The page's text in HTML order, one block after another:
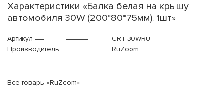
Характеристики «Балка белая на крышу
автомобиля 30W (200*80*75мм), 1шт»
Артикул
CRT-30WRU
Производитель
RuZoom
Все товары «RuZoom»